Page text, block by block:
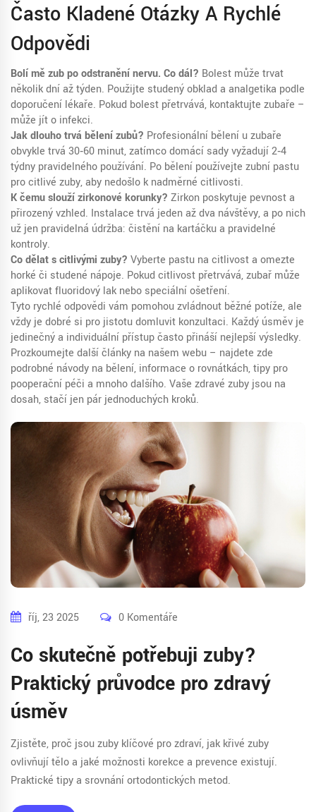
Často Kladené Otázky A Rychlé
Odpovědi
Bolí mě zub po odstranění nervu. Co dál? Bolest může trvat
několik dní až týden. Použijte studený obklad a analgetika podle
doporučení lékaře. Pokud bolest přetrvává, kontaktujte zubaře –
může jít o infekci.
Jak dlouho trvá bělení zubů? Profesionální bělení u zubaře
obvykle trvá 30‑60 minut, zatímco domácí sady vyžadují 2‑4
týdny pravidelného používání. Po bělení používejte zubní pastu
pro citlivé zuby, aby nedošlo k nadměrné citlivosti.
K čemu slouží zirkonové korunky? Zirkon poskytuje pevnost a
přirozený vzhled. Instalace trvá jeden až dva návštěvy, a po nich
už jen pravidelná údržba: čistění na kartáčku a pravidelné
kontroly.
Co dělat s citlivými zuby? Vyberte pastu na citlivost a omezte
horké či studené nápoje. Pokud citlivost přetrvává, zubař může
aplikovat fluoridový lak nebo speciální ošetření.
Tyto rychlé odpovědi vám pomohou zvládnout běžné potíže, ale
vždy je dobré si pro jistotu domluvit konzultaci. Každý úsměv je
jedinečný a individuální přístup často přináší nejlepší výsledky.
Prozkoumejte další články na našem webu – najdete zde
podrobné návody na bělení, informace o rovnátkách, tipy pro
pooperační péči a mnoho dalšího. Vaše zdravé zuby jsou na
dosah, stačí jen pár jednoduchých kroků.
říj, 23 2025 0 Komentáře
Co skutečně potřebuji zuby?
Praktický průvodce pro zdravý
úsměv
Zjistěte, proč jsou zuby klíčové pro zdraví, jak křivé zuby
ovlivňují tělo a jaké možnosti korekce a prevence existují.
Praktické tipy a srovnání ortodontických metod.